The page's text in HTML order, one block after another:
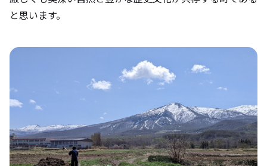
と思います。